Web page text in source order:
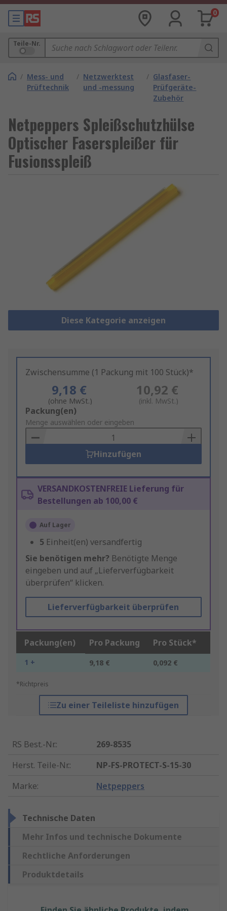
0
Teile-Nr.
/ Mess- und
Prüftechnik
/ Netzwerktest
und -messung
/ Glasfaser-
Prüfgeräte-
Zubehör
Netpeppers Spleißschutzhülse
Optischer Faserspleißer für
Fusionsspleiß
Diese Kategorie anzeigen
Zwischensumme (1 Packung mit 100 Stück)*
9,18 €
(ohne MwSt.)
10,92 €
(inkl. MwSt.)
Add
to
Basket
Packung(en)
Menge auswählen oder eingeben
Hinzufügen
VERSANDKOSTENFREIE Lieferung für
Bestellungen ab 100,00 €
Auf Lager
5 Einheit(en) versandfertig
Sie benötigen mehr? Benötigte Menge
eingeben und auf „Lieferverfügbarkeit
überprüfen“ klicken.
Lieferverfügbarkeit überprüfen
Packung(en) Pro Packung Pro Stück*
1 + 9,18 € 0,092 €
*Richtpreis
Zu einer Teileliste hinzufügen
RS Best.-Nr.:
269-8535
Herst. Teile-Nr.:
NP-FS-PROTECT-S-15-30
Marke: Netpeppers
Technische Daten
Mehr Infos und technische Dokumente
Rechtliche Anforderungen
Produktdetails